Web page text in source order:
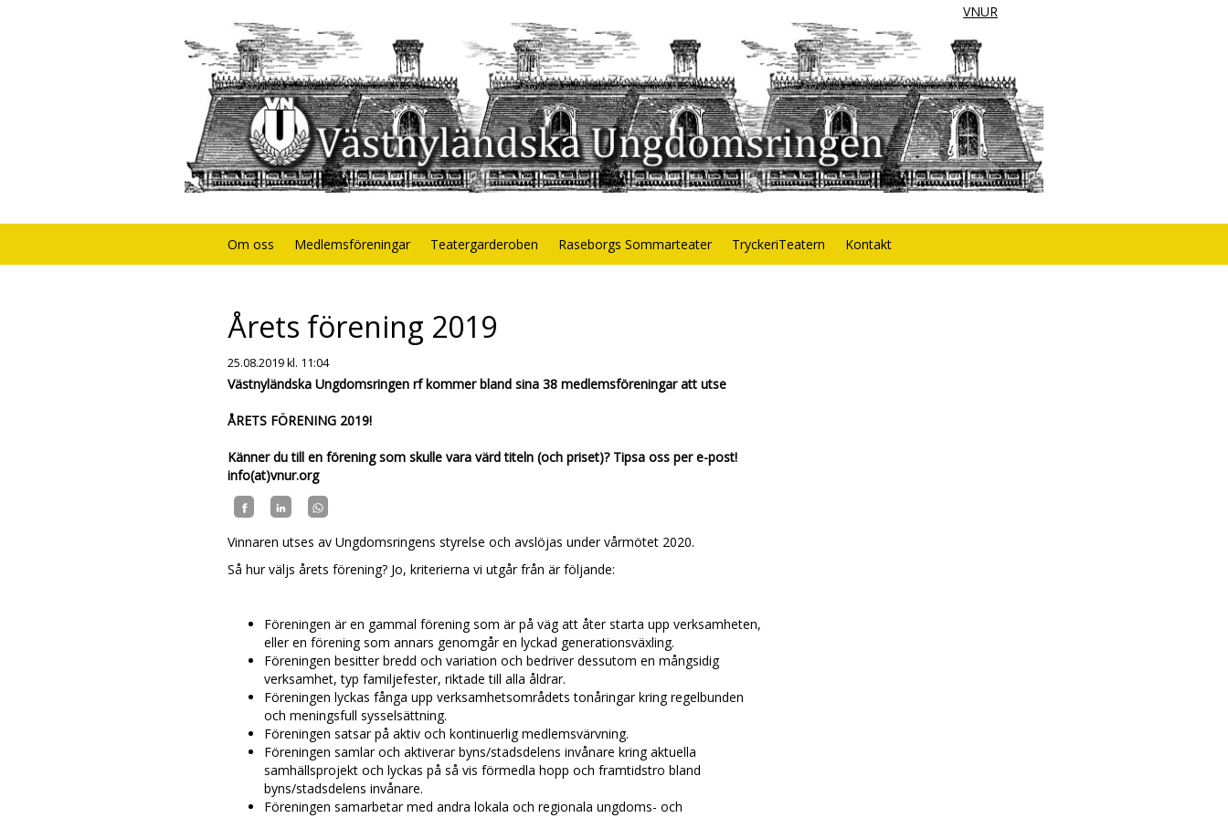
VNUR
Om oss Medlemsföreningar Teatergarderoben Raseborgs Sommarteater TryckeriTeatern Kontakt
Årets förening 2019
25.08.2019kl. 11:04
Västnyländska Ungdomsringen rf kommer bland sina 38 medlemsföreningar att utse
ÅRETS FÖRENING 2019!
Känner du till en förening som skulle vara värd titeln (och priset)? Tipsa oss per e-post!
info(at)vnur.org
Vinnaren utses av Ungdomsringens styrelse och avslöjas under vårmötet 2020.
Så hur väljs årets förening? Jo, kriterierna vi utgår från är följande:
Föreningen är en gammal förening som är på väg att åter starta upp verksamheten,
eller en förening som annars genomgår en lyckad generationsväxling.
Föreningen besitter bredd och variation och bedriver dessutom en mångsidig
verksamhet, typ familjefester, riktade till alla åldrar.
Föreningen lyckas fånga upp verksamhetsområdets tonåringar kring regelbunden
och meningsfull sysselsättning.
Föreningen satsar på aktiv och kontinuerlig medlemsvärvning.
Föreningen samlar och aktiverar byns/stadsdelens invånare kring aktuella
samhällsprojekt och lyckas på så vis förmedla hopp och framtidstro bland
byns/stadsdelens invånare.
Föreningen samarbetar med andra lokala och regionala ungdoms- och